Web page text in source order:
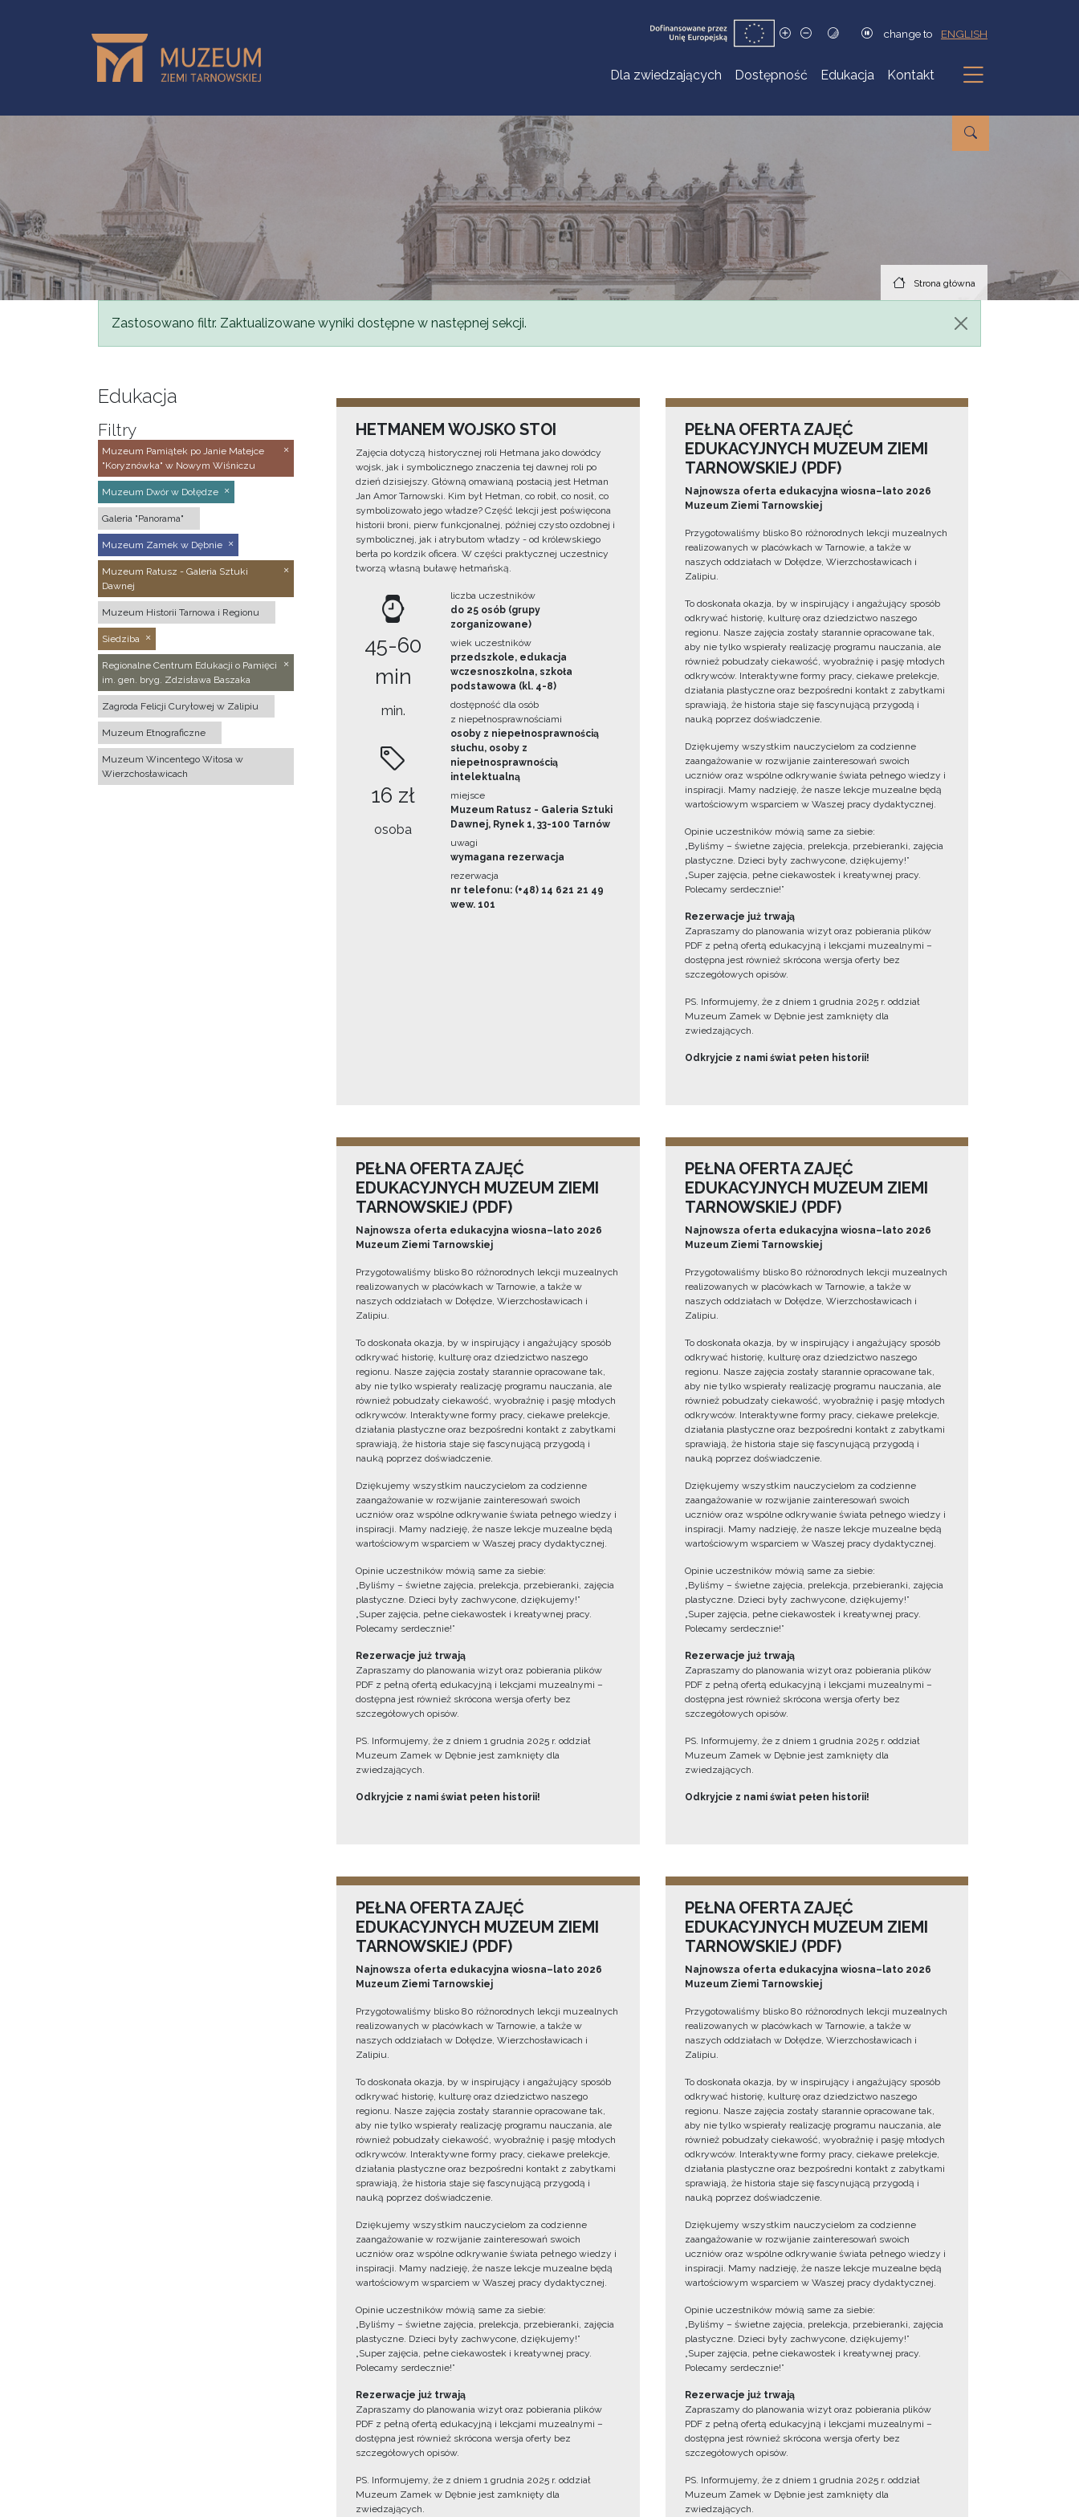
change to ENGLISH
Dla zwiedzających Dostępność Edukacja Kontakt
Podmenu
Strona główna
Komunikat
Zastosowano filtr. Zaktualizowane wyniki dostępne w następnej sekcji.
Edukacja
Filtry
Muzeum Pamiątek po Janie Matejce
"Koryznówka" w Nowym Wiśniczu
Muzeum Dwór w Dołędze
Galeria "Panorama"
Muzeum Zamek w Dębnie
Muzeum Ratusz - Galeria Sztuki
Dawnej
Muzeum Historii Tarnowa i Regionu
Siedziba
Regionalne Centrum Edukacji o Pamięci
im. gen. bryg. Zdzisława Baszaka
Zagroda Felicji Curyłowej w Zalipiu
Muzeum Etnograficzne
Muzeum Wincentego Witosa w
Wierzchosławicach
HETMANEM WOJSKO STOI
Zajęcia dotyczą historycznej roli Hetmana jako dowódcy
wojsk, jak i symbolicznego znaczenia tej dawnej roli po
dzień dzisiejszy. Główną omawianą postacią jest Hetman
Jan Amor Tarnowski. Kim był Hetman, co robił, co nosił, co
symbolizowało jego władze? Część lekcji jest poświęcona
historii broni, pierw funkcjonalnej, później czysto ozdobnej i
symbolicznej, jak i atrybutom władzy - od królewskiego
berła po kordzik oficera. W części praktycznej uczestnicy
tworzą własną buławę hetmańską.
45-60
min
min.
16 zł
osoba
liczba uczestników
do 25 osób (grupy
zorganizowane)
wiek uczestników
przedszkole, edukacja
wczesnoszkolna, szkoła
podstawowa (kl. 4-8)
dostępność dla osób
z niepełnosprawnościami
osoby z niepełnosprawnością
słuchu, osoby z
niepełnosprawnością
intelektualną
miejsce
Muzeum Ratusz - Galeria Sztuki
Dawnej, Rynek 1, 33-100 Tarnów
uwagi
wymagana rezerwacja
rezerwacja
nr telefonu: (+48) 14 621 21 49
wew. 101
PEŁNA OFERTA ZAJĘĆ
EDUKACYJNYCH MUZEUM ZIEMI
TARNOWSKIEJ (PDF)
Najnowsza oferta edukacyjna wiosna–lato 2026
Muzeum Ziemi Tarnowskiej
Przygotowaliśmy blisko 80 różnorodnych lekcji muzealnych
realizowanych w placówkach w Tarnowie, a także w
naszych oddziałach w Dołędze, Wierzchosławicach i
Zalipiu.
To doskonała okazja, by w inspirujący i angażujący sposób
odkrywać historię, kulturę oraz dziedzictwo naszego
regionu. Nasze zajęcia zostały starannie opracowane tak,
aby nie tylko wspierały realizację programu nauczania, ale
również pobudzały ciekawość, wyobraźnię i pasję młodych
odkrywców. Interaktywne formy pracy, ciekawe prelekcje,
działania plastyczne oraz bezpośredni kontakt z zabytkami
sprawiają, że historia staje się fascynującą przygodą i
nauką poprzez doświadczenie.
Dziękujemy wszystkim nauczycielom za codzienne
zaangażowanie w rozwijanie zainteresowań swoich
uczniów oraz wspólne odkrywanie świata pełnego wiedzy i
inspiracji. Mamy nadzieję, że nasze lekcje muzealne będą
wartościowym wsparciem w Waszej pracy dydaktycznej.
Opinie uczestników mówią same za siebie:
„Byliśmy – świetne zajęcia, prelekcja, przebieranki, zajęcia
plastyczne. Dzieci były zachwycone, dziękujemy!”
„Super zajęcia, pełne ciekawostek i kreatywnej pracy.
Polecamy serdecznie!”
Rezerwacje już trwają
Zapraszamy do planowania wizyt oraz pobierania plików
PDF z pełną ofertą edukacyjną i lekcjami muzealnymi –
dostępna jest również skrócona wersja oferty bez
szczegółowych opisów.
PS. Informujemy, że z dniem 1 grudnia 2025 r. oddział
Muzeum Zamek w Dębnie jest zamknięty dla
zwiedzających.
Odkryjcie z nami świat pełen historii!
PEŁNA OFERTA ZAJĘĆ
EDUKACYJNYCH MUZEUM ZIEMI
TARNOWSKIEJ (PDF)
Najnowsza oferta edukacyjna wiosna–lato 2026
Muzeum Ziemi Tarnowskiej
Przygotowaliśmy blisko 80 różnorodnych lekcji muzealnych
realizowanych w placówkach w Tarnowie, a także w
naszych oddziałach w Dołędze, Wierzchosławicach i
Zalipiu.
To doskonała okazja, by w inspirujący i angażujący sposób
odkrywać historię, kulturę oraz dziedzictwo naszego
regionu. Nasze zajęcia zostały starannie opracowane tak,
aby nie tylko wspierały realizację programu nauczania, ale
również pobudzały ciekawość, wyobraźnię i pasję młodych
odkrywców. Interaktywne formy pracy, ciekawe prelekcje,
działania plastyczne oraz bezpośredni kontakt z zabytkami
sprawiają, że historia staje się fascynującą przygodą i
nauką poprzez doświadczenie.
Dziękujemy wszystkim nauczycielom za codzienne
zaangażowanie w rozwijanie zainteresowań swoich
uczniów oraz wspólne odkrywanie świata pełnego wiedzy i
inspiracji. Mamy nadzieję, że nasze lekcje muzealne będą
wartościowym wsparciem w Waszej pracy dydaktycznej.
Opinie uczestników mówią same za siebie:
„Byliśmy – świetne zajęcia, prelekcja, przebieranki, zajęcia
plastyczne. Dzieci były zachwycone, dziękujemy!”
„Super zajęcia, pełne ciekawostek i kreatywnej pracy.
Polecamy serdecznie!”
Rezerwacje już trwają
Zapraszamy do planowania wizyt oraz pobierania plików
PDF z pełną ofertą edukacyjną i lekcjami muzealnymi –
dostępna jest również skrócona wersja oferty bez
szczegółowych opisów.
PS. Informujemy, że z dniem 1 grudnia 2025 r. oddział
Muzeum Zamek w Dębnie jest zamknięty dla
zwiedzających.
Odkryjcie z nami świat pełen historii!
PEŁNA OFERTA ZAJĘĆ
EDUKACYJNYCH MUZEUM ZIEMI
TARNOWSKIEJ (PDF)
Najnowsza oferta edukacyjna wiosna–lato 2026
Muzeum Ziemi Tarnowskiej
Przygotowaliśmy blisko 80 różnorodnych lekcji muzealnych
realizowanych w placówkach w Tarnowie, a także w
naszych oddziałach w Dołędze, Wierzchosławicach i
Zalipiu.
To doskonała okazja, by w inspirujący i angażujący sposób
odkrywać historię, kulturę oraz dziedzictwo naszego
regionu. Nasze zajęcia zostały starannie opracowane tak,
aby nie tylko wspierały realizację programu nauczania, ale
również pobudzały ciekawość, wyobraźnię i pasję młodych
odkrywców. Interaktywne formy pracy, ciekawe prelekcje,
działania plastyczne oraz bezpośredni kontakt z zabytkami
sprawiają, że historia staje się fascynującą przygodą i
nauką poprzez doświadczenie.
Dziękujemy wszystkim nauczycielom za codzienne
zaangażowanie w rozwijanie zainteresowań swoich
uczniów oraz wspólne odkrywanie świata pełnego wiedzy i
inspiracji. Mamy nadzieję, że nasze lekcje muzealne będą
wartościowym wsparciem w Waszej pracy dydaktycznej.
Opinie uczestników mówią same za siebie:
„Byliśmy – świetne zajęcia, prelekcja, przebieranki, zajęcia
plastyczne. Dzieci były zachwycone, dziękujemy!”
„Super zajęcia, pełne ciekawostek i kreatywnej pracy.
Polecamy serdecznie!”
Rezerwacje już trwają
Zapraszamy do planowania wizyt oraz pobierania plików
PDF z pełną ofertą edukacyjną i lekcjami muzealnymi –
dostępna jest również skrócona wersja oferty bez
szczegółowych opisów.
PS. Informujemy, że z dniem 1 grudnia 2025 r. oddział
Muzeum Zamek w Dębnie jest zamknięty dla
zwiedzających.
Odkryjcie z nami świat pełen historii!
PEŁNA OFERTA ZAJĘĆ
EDUKACYJNYCH MUZEUM ZIEMI
TARNOWSKIEJ (PDF)
Najnowsza oferta edukacyjna wiosna–lato 2026
Muzeum Ziemi Tarnowskiej
Przygotowaliśmy blisko 80 różnorodnych lekcji muzealnych
realizowanych w placówkach w Tarnowie, a także w
naszych oddziałach w Dołędze, Wierzchosławicach i
Zalipiu.
To doskonała okazja, by w inspirujący i angażujący sposób
odkrywać historię, kulturę oraz dziedzictwo naszego
regionu. Nasze zajęcia zostały starannie opracowane tak,
aby nie tylko wspierały realizację programu nauczania, ale
również pobudzały ciekawość, wyobraźnię i pasję młodych
odkrywców. Interaktywne formy pracy, ciekawe prelekcje,
działania plastyczne oraz bezpośredni kontakt z zabytkami
sprawiają, że historia staje się fascynującą przygodą i
nauką poprzez doświadczenie.
Dziękujemy wszystkim nauczycielom za codzienne
zaangażowanie w rozwijanie zainteresowań swoich
uczniów oraz wspólne odkrywanie świata pełnego wiedzy i
inspiracji. Mamy nadzieję, że nasze lekcje muzealne będą
wartościowym wsparciem w Waszej pracy dydaktycznej.
Opinie uczestników mówią same za siebie:
„Byliśmy – świetne zajęcia, prelekcja, przebieranki, zajęcia
plastyczne. Dzieci były zachwycone, dziękujemy!”
„Super zajęcia, pełne ciekawostek i kreatywnej pracy.
Polecamy serdecznie!”
Rezerwacje już trwają
Zapraszamy do planowania wizyt oraz pobierania plików
PDF z pełną ofertą edukacyjną i lekcjami muzealnymi –
dostępna jest również skrócona wersja oferty bez
szczegółowych opisów.
PS. Informujemy, że z dniem 1 grudnia 2025 r. oddział
Muzeum Zamek w Dębnie jest zamknięty dla
zwiedzających.
PEŁNA OFERTA ZAJĘĆ
EDUKACYJNYCH MUZEUM ZIEMI
TARNOWSKIEJ (PDF)
Najnowsza oferta edukacyjna wiosna–lato 2026
Muzeum Ziemi Tarnowskiej
Przygotowaliśmy blisko 80 różnorodnych lekcji muzealnych
realizowanych w placówkach w Tarnowie, a także w
naszych oddziałach w Dołędze, Wierzchosławicach i
Zalipiu.
To doskonała okazja, by w inspirujący i angażujący sposób
odkrywać historię, kulturę oraz dziedzictwo naszego
regionu. Nasze zajęcia zostały starannie opracowane tak,
aby nie tylko wspierały realizację programu nauczania, ale
również pobudzały ciekawość, wyobraźnię i pasję młodych
odkrywców. Interaktywne formy pracy, ciekawe prelekcje,
działania plastyczne oraz bezpośredni kontakt z zabytkami
sprawiają, że historia staje się fascynującą przygodą i
nauką poprzez doświadczenie.
Dziękujemy wszystkim nauczycielom za codzienne
zaangażowanie w rozwijanie zainteresowań swoich
uczniów oraz wspólne odkrywanie świata pełnego wiedzy i
inspiracji. Mamy nadzieję, że nasze lekcje muzealne będą
wartościowym wsparciem w Waszej pracy dydaktycznej.
Opinie uczestników mówią same za siebie:
„Byliśmy – świetne zajęcia, prelekcja, przebieranki, zajęcia
plastyczne. Dzieci były zachwycone, dziękujemy!”
„Super zajęcia, pełne ciekawostek i kreatywnej pracy.
Polecamy serdecznie!”
Rezerwacje już trwają
Zapraszamy do planowania wizyt oraz pobierania plików
PDF z pełną ofertą edukacyjną i lekcjami muzealnymi –
dostępna jest również skrócona wersja oferty bez
szczegółowych opisów.
PS. Informujemy, że z dniem 1 grudnia 2025 r. oddział
Muzeum Zamek w Dębnie jest zamknięty dla
zwiedzających.